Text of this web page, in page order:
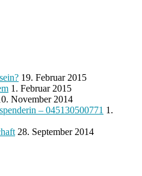
19. Februar 2015
1. Februar 2015
November 2014
– 045130500771 1.
28. September 2014